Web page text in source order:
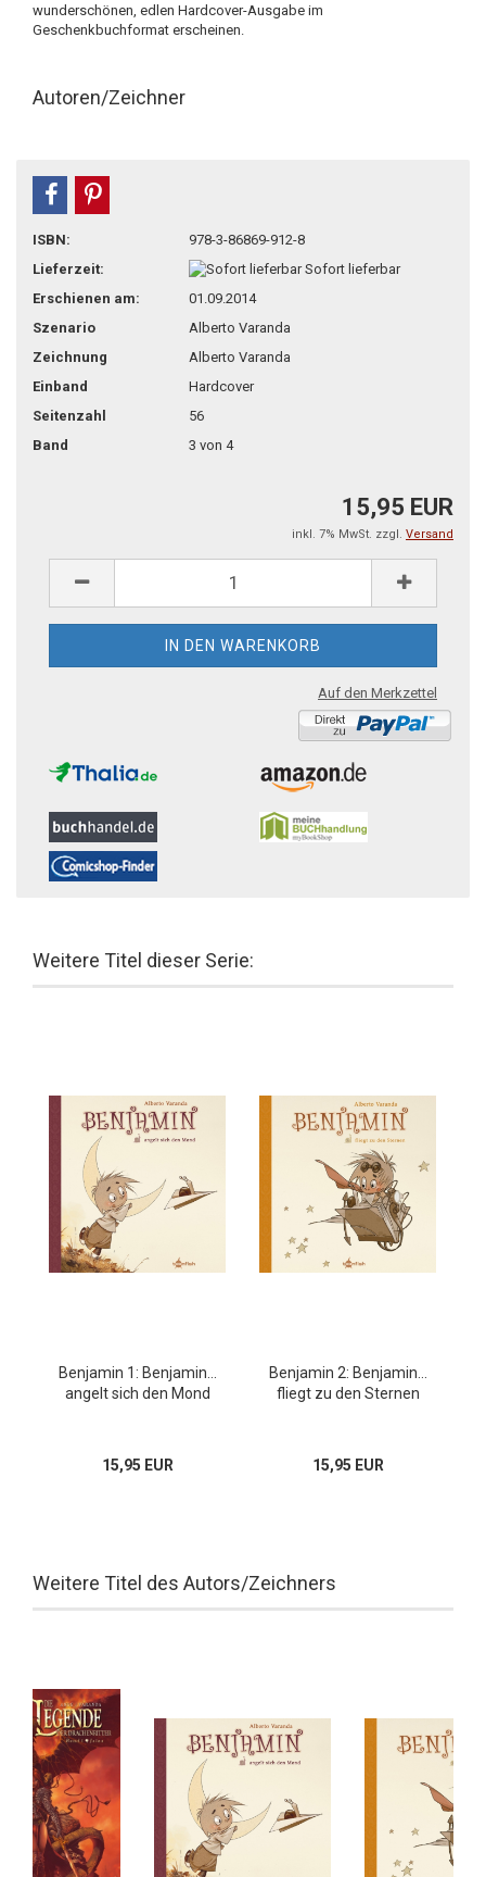
wunderschönen, edlen Hardcover-Ausgabe im
Geschenkbuchformat erscheinen.
Autoren/Zeichner
teilen
ISBN:
978-3-86869-912-8
Lieferzeit:
Sofort lieferbar
Erschienen am:
01.09.2014
Szenario
Alberto Varanda
Zeichnung
Alberto Varanda
Einband
Hardcover
Seitenzahl
56
Band
3 von 4
15,95 EUR
inkl. 7% MwSt. zzgl. Versand
Auf den Merkzettel
Weitere Titel dieser Serie:
Benjamin 1: Benjamin…
angelt sich den Mond
15,95 EUR
Benjamin 2: Benjamin…
fliegt zu den Sternen
15,95 EUR
Weitere Titel des Autors/Zeichners